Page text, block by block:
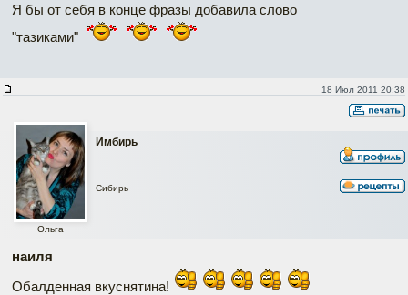
Я бы от себя в конце фразы добавила слово
"тазиками"
18 Июл 2011 20:38
Имбирь
Ольга
Сибирь
наиля
Обалденная вкуснятина!